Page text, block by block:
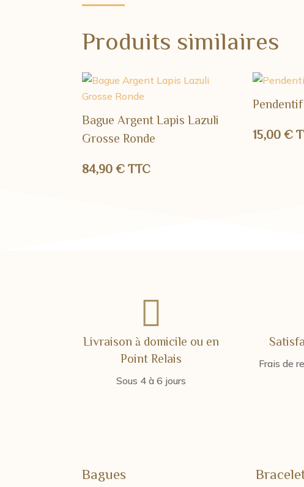
Produits similaires
Bague Argent Lapis Lazuli
Grosse Ronde
84,90€ TTC
15,00€

Livraison à domicile ou en
Point Relais
Sous 4 à 6 jours
Frais de
Bagues